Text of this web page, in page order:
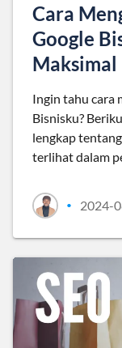
Cara
Google
Maksimal
Ingin tahu cara
Bisnisku?
lengkap
terlihat dalam
• 2024-